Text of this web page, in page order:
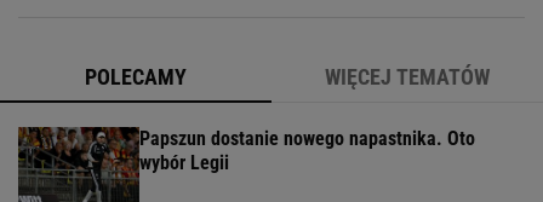
POLECAMY WIĘCEJ TEMATÓW
Papszun dostanie nowego napastnika. Oto
wybór Legii